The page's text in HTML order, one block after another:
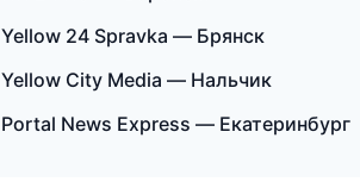
Yellow 24 Spravka — Брянск
Yellow City Media — Нальчик
Portal News Express — Екатеринбург